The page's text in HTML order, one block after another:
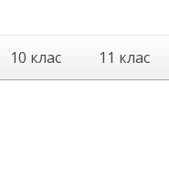
10 клас 11 клас